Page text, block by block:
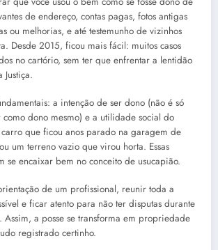
de endereço, contas pagas, fotos antigas
ou melhorias, e até testemunho de vizinhos
Desde 2015, ficou mais fácil: muitos casos
no cartório, sem ter que enfrentar a lentidão
Justiça.
a intenção de ser dono (não é só
dono mesmo) e a utilidade social do
que ficou anos parado na garagem de
um terreno vazio que virou horta. Essas
se encaixar bem no conceito de usucapião.
de um profissional, reunir toda a
e ficar atento para não ter disputas durante
a posse se transforma em propriedade
registrado certinho.